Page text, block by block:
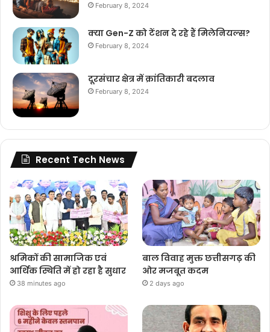
February 8, 2024
क्या Gen-Z को टेंशन दे रहे हैं मिलेनियल्स?
February 8, 2024
दूरसंचार क्षेत्र में क्रांतिकारी बदलाव
February 8, 2024
Recent Tech News
श्रमिकों की सामाजिक एवं
आर्थिक स्थिति में हो रहा है सुधार
38 minutes ago
बाल विवाह मुक्त छत्तीसगढ़ की
ओर मजबूत कदम
2 days ago